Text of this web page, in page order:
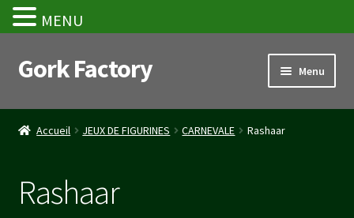
Aller
à
navigation
Aller
au
Gork Factory Menu
Accueil
Mon compte
Accueil JEUX DE FIGURINES CARNEVALE Rashaar
Rashaar
MENU